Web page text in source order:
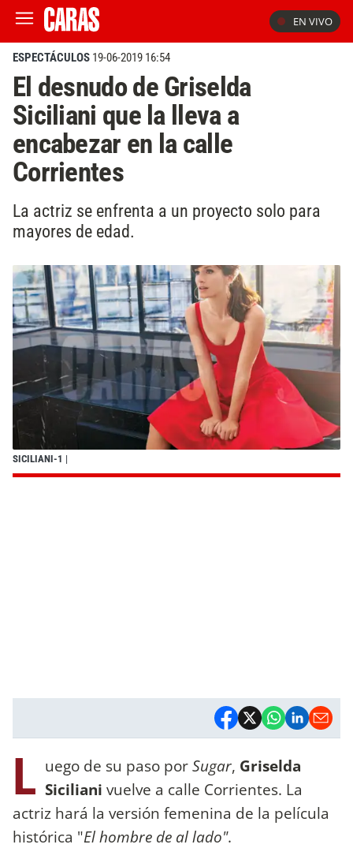
EN VIVO
ESPECTÁCULOS 19-06-2019 16:54
El desnudo de Griselda
Siciliani que la lleva a
encabezar en la calle
Corrientes
La actriz se enfrenta a un proyecto solo para
mayores de edad.
SICILIANI-1 |
L uego de su paso porSugar, Griselda
Siciliani vuelve a calle Corrientes. La
actriz hará la versión femenina de la película
histórica "El hombre de al lado".